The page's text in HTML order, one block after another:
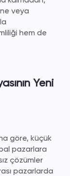
veya
hem de
Yeni
göre, küçük
pazarlara
çözümler
pazarlarda